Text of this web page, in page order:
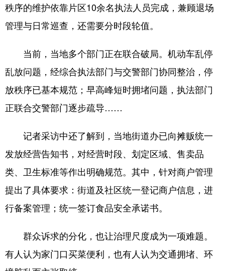
秩序的维护依靠片区10余名执法人员完成，兼顾退场
管理与日常巡查，还需要分时段轮值。
当前，当地多个部门正在联合破局。机动车乱停
乱放问题，经综合执法部门与交警部门协同整治，停
放秩序已基本规范；早高峰短时拥堵问题，执法部门
正联合交警部门逐步疏导……
记者采访中还了解到，当地街道办已向摊贩统一
发放经营告知书，对经营时段、划定区域、售卖品
类、卫生标准等作出明确规范。其中，针对商户管理
提出了具体要求：街道及社区统一登记商户信息，进
行备案管理；统一签订食品安全承诺书。
群众诉求的分化，也让治理尺度成为一项难题。
有人认为家门口买菜便利，也有人认为交通拥堵、环